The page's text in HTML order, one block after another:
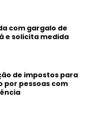
com gargalo de
e solicita medida
de impostos para
por pessoas com